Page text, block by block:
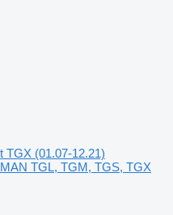
TGX (01.07-12.21)
TGL, TGM, TGS, TGX